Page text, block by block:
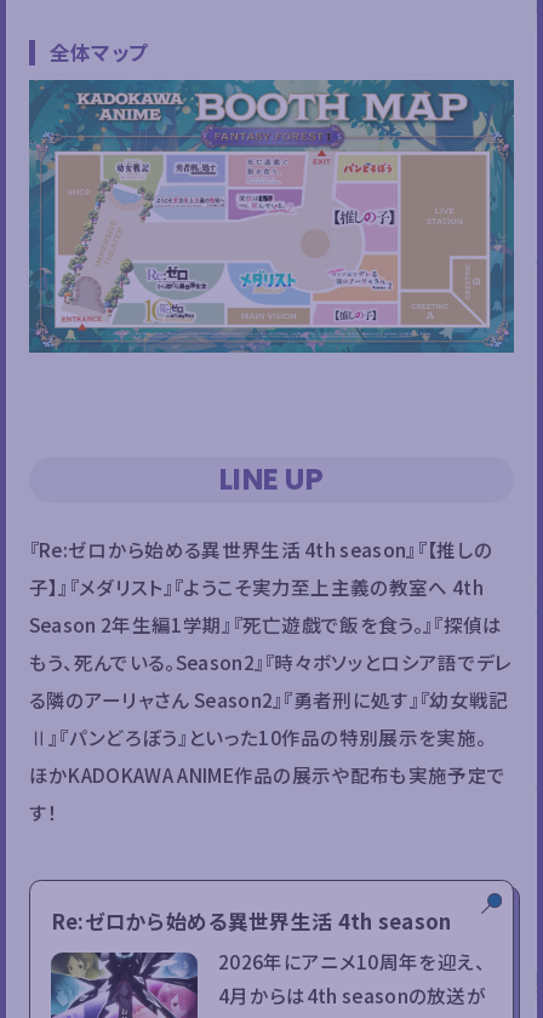
全体マップ
LINE UP
『Re:ゼロから始める異世界生活 4th season』『【推しの
子】』『メダリスト』『ようこそ実力至上主義の教室へ 4th
Season 2年生編1学期』『死亡遊戯で飯を食う。』『探偵は
もう、死んでいる。Season2』『時々ボソッとロシア語でデレ
る隣のアーリャさん Season2』『勇者刑に処す』『幼女戦記
Ⅱ』『パンどろぼう』といった10作品の特別展示を実施。
ほかKADOKAWA ANIME作品の展示や配布も実施予定で
す！
Re:ゼロから始める異世界生活 4th season
2026年にアニメ10周年を迎え、
4月からは4th seasonの放送が